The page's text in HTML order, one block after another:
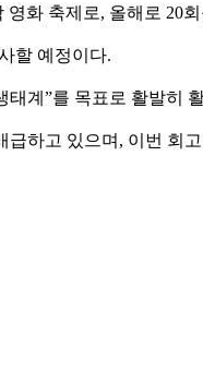
화 축제로, 올해로 20
할 예정이다.
계”를 목표로 활발히
급하고 있으며, 이번 회